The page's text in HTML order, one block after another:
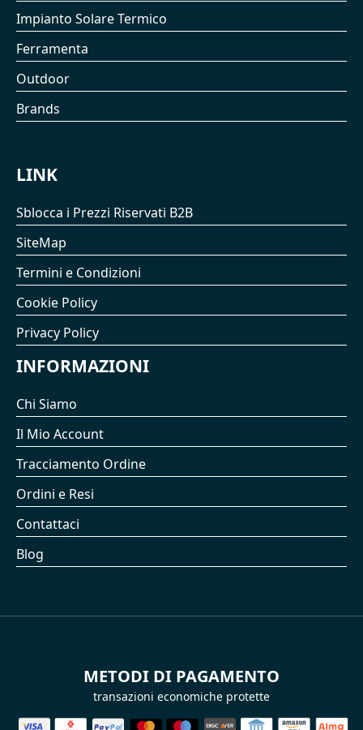
Impianto Solare Termico
Ferramenta
Outdoor
Brands
LINK
Sblocca i Prezzi Riservati B2B
SiteMap
Termini e Condizioni
Cookie Policy
Privacy Policy
INFORMAZIONI
Chi Siamo
Il Mio Account
Tracciamento Ordine
Ordini e Resi
Contattaci
Blog
METODI DI PAGAMENTO
transazioni economiche protette